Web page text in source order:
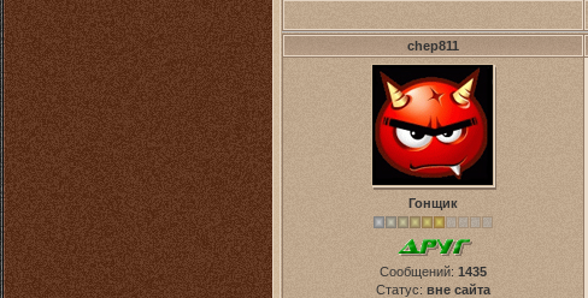
chep811
Гонщик
Сообщений: 1435
Статус: вне сайта